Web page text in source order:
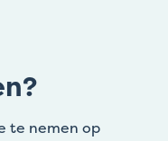
te nemen op